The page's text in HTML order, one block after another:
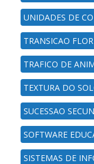
UNIDADES DE
TRANSICAO
TRAFICO DE
TEXTURA DO
SUCESSAO
SOFTWARE
SISTEMAS DE